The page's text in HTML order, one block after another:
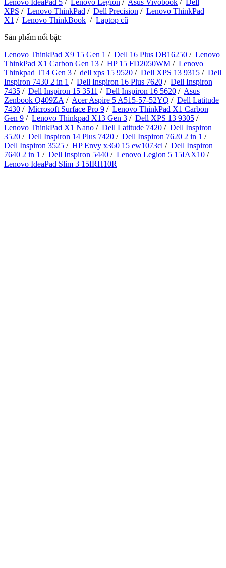
XPS / Lenovo ThinkPad / Dell Precision / Lenovo ThinkPad
X1 / Lenovo ThinkBook / Laptop cũ
Sản phẩm nổi bật:
Lenovo ThinkPad X9 15 Gen 1 / Dell 16 Plus DB16250 / Lenovo
ThinkPad X1 Carbon Gen 13 / HP 15 FD2050WM / Lenovo
Thinkpad T14 Gen 3 / dell xps 15 9520 / Dell XPS 13 9315 / Dell
Inspiron 7430 2 in 1 / Dell Inspiron 16 Plus 7620 / Dell Inspiron
7435 / Dell Inspiron 15 3511 / Dell Inspiron 16 5620 / Asus
Zenbook Q409ZA / Acer Aspire 5 A515-57-52YQ / Dell Latitude
7430 / Microsoft Surface Pro 9 / Lenovo ThinkPad X1 Carbon
Gen 9 / Lenovo Thinkpad X13 Gen 3 / Dell XPS 13 9305 /
Lenovo ThinkPad X1 Nano / Dell Latitude 7420 / Dell Inspiron
3520 / Dell Inspiron 14 Plus 7420 / Dell Inspiron 7620 2 in 1 /
Dell Inspiron 3525 / HP Envy x360 15 ew1073cl / Dell Inspiron
7640 2 in 1 / Dell Inspiron 5440 / Lenovo Legion 5 15IAX10 /
Lenovo IdeaPad Slim 3 15IRH10R